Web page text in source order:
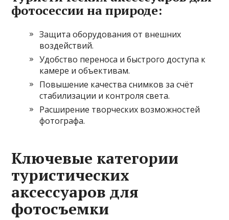
фотосессии на природе:
Защита оборудования от внешних
воздействий.
Удобство переноса и быстрого доступа к
камере и объективам.
Повышение качества снимков за счёт
стабилизации и контроля света.
Расширение творческих возможностей
фотографа.
Ключевые категории
туристических
аксессуаров для
фотосъемки